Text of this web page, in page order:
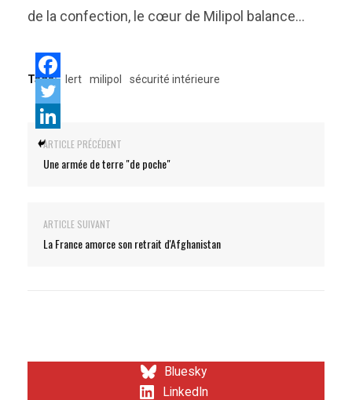
de la confection, le cœur de Milipol balance…
Tags: lert milipol sécurité intérieure
ARTICLE PRÉCÉDENT
Une armée de terre "de poche"
ARTICLE SUIVANT
La France amorce son retrait d'Afghanistan
Bluesky
LinkedIn